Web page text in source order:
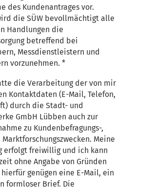
des Kundenantrages vor.
die SÜW bevollmächtigt alle
Handlungen die
betreffend bei
Messdienstleistern und
vorzunehmen. *
die Verarbeitung der von mir
Kontaktdaten (E-Mail, Telefon,
durch die Stadt- und
GmbH Lübben auch zur
zu Kundenbefragungs-,
Meine
erfolgt freiwillig und ich kann
ohne Angabe von Gründen
genügen eine E-Mail, ein
formloser Brief. Die